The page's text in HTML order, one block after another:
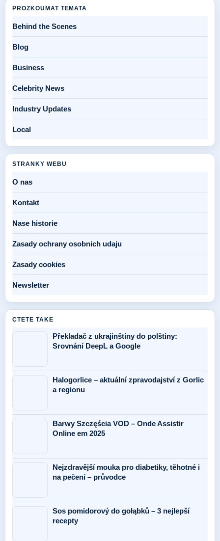
PROZKOUMAT TEMATA
Behind the Scenes
Blog
Business
Celebrity News
Industry Updates
Local
STRANKY WEBU
O nas
Kontakt
Nase historie
Zasady ochrany osobnich udaju
Zasady cookies
Newsletter
CTETE TAKE
Překladač z ukrajinštiny do polštiny:
Srovnání DeepL a Google
Halogorlice – aktuální zpravodajství z Gorlic
a regionu
Barwy Szczęścia VOD – Onde Assistir
Online em 2025
Nejzdravější mouka pro diabetiky, těhotné i
na pečení – průvodce
Sos pomidorový do gołąbků – 3 nejlepší
recepty